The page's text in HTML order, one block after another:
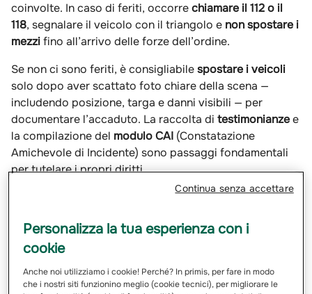
coinvolte. In caso di feriti, occorrechiamare il 112 o il
118, segnalare il veicolo con il triangolo e non spostare i
mezzifino all’arrivo delle forze dell’ordine.
Se non ci sono feriti, è consigliabilespostare i veicoli
solo dopo aver scattato foto chiare della scena —
includendo posizione, targa e danni visibili — per
documentare l’accaduto. La raccolta di testimonianzee
la compilazione del modulo CAI (Constatazione
Amichevole di Incidente) sono passaggi fondamentali
per tutelare i propri diritti.
modulo CAI di constatazione
amichevole
modulo CAI(o modulo blu) serve a descrivere le
Personalizza la tua esperienza con i
cookie
Anche noi utilizziamo i cookie! Perché? In primis, per fare in modo
che i nostri siti funzionino meglio (cookie tecnici), per migliorare le
Continua senza accettare